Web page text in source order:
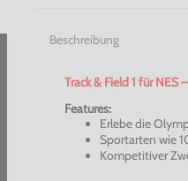
Beschreibung
Track & Field 1 für
Features:
Erlebe die
Sportarten wie
Kompetitiver